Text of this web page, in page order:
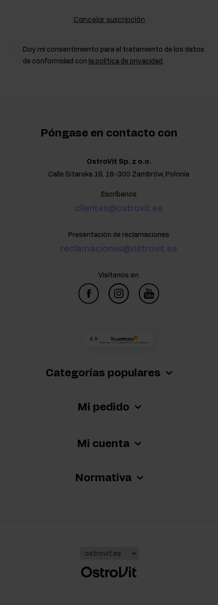
Cancelar suscripción
Doy mi consentimiento para el tratamiento de los datos
de conformidad con la política de privacidad
Categorías populares
Mi pedido
Mi cuenta
Normativa
Póngase en contacto con
OstroVit Sp. z o.o.
Calle Sitarska 16, 18-300 Zambrów, Polonia
Escríbanos
clientes@ostrovit.es
Presentación de reclamaciones
reclamaciones@ostrovit.es
Visítenos en:
4.9
Basada en 68 430 reseñas de todos los tiempos